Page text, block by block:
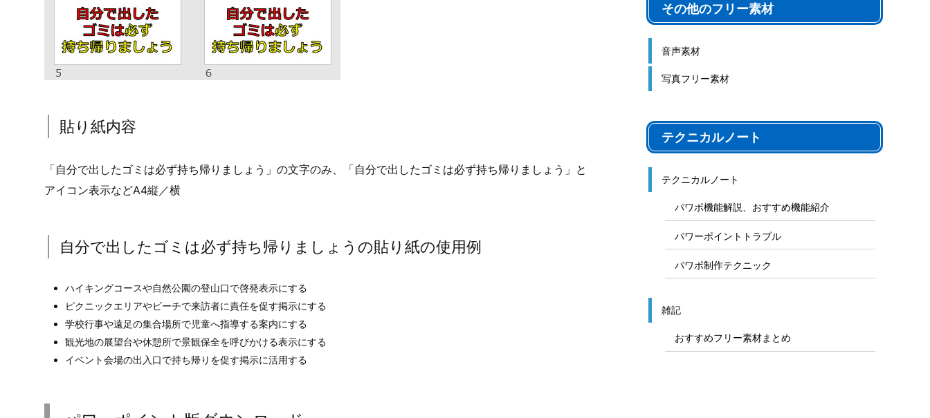
貼り紙内容
「自分で出したゴミは必ず持ち帰りましょう」の文字のみ、「自分で出したゴミは必ず持ち帰りましょう」と
アイコン表示などA4縦／横
自分で出したゴミは必ず持ち帰りましょうの貼り紙の使用例
ハイキングコースや自然公園の登山口で啓発表示にする
ピクニックエリアやビーチで来訪者に責任を促す掲示にする
学校行事や遠足の集合場所で児童へ指導する案内にする
観光地の展望台や休憩所で景観保全を呼びかける表示にする
イベント会場の出入口で持ち帰りを促す掲示に活用する
その他のフリー素材
音声素材
写真フリー素材
テクニカルノート
テクニカルノート
パワポ機能解説、おすすめ機能紹介
パワーポイントトラブル
パワポ制作テクニック
雑記
おすすめフリー素材まとめ